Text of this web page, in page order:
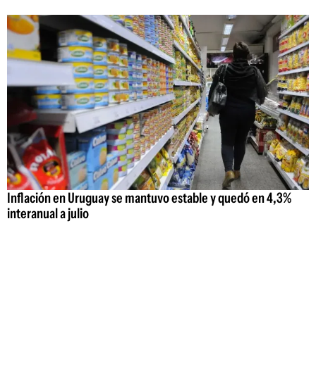
Inflación en Uruguay se mantuvo estable y quedó en 4,3%
interanual a julio